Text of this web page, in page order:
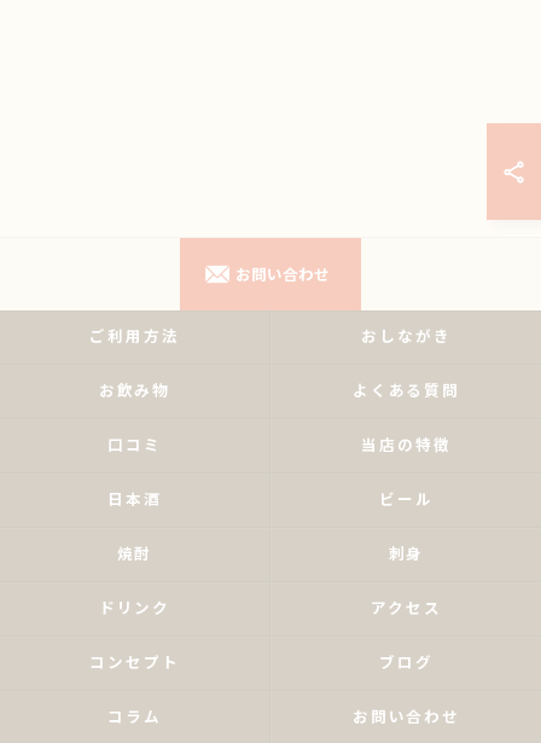
お問い合わせ
ご利用方法 おしながき
お飲み物 よくある質問
口コミ 当店の特徴
日本酒 ビール
焼酎 刺身
ドリンク アクセス
コンセプト ブログ
コラム お問い合わせ